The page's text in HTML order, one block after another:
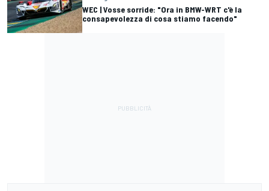
WEC | Vosse sorride: "Ora in BMW-WRT c'è la
consapevolezza di cosa stiamo facendo"